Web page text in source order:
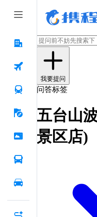
我要提问
问答标签
五台山
景区店)